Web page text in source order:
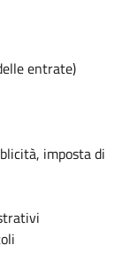
entrate)
imposta di